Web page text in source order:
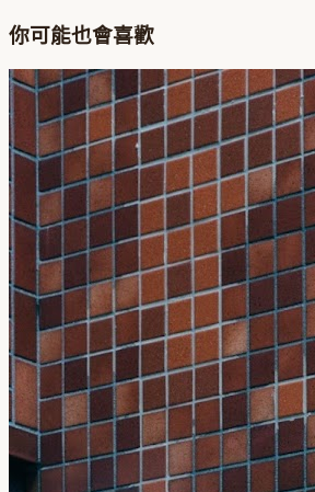
你可能也會喜歡